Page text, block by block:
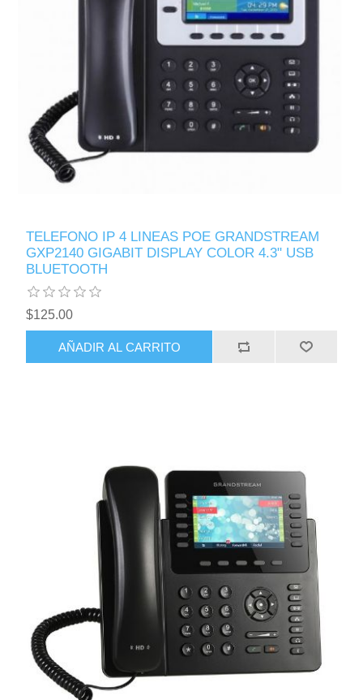
TELEFONO IP 4 LINEAS POE GRANDSTREAM
GXP2140 GIGABIT DISPLAY COLOR 4.3" USB
BLUETOOTH
$125.00
AÑADIR AL CARRITO